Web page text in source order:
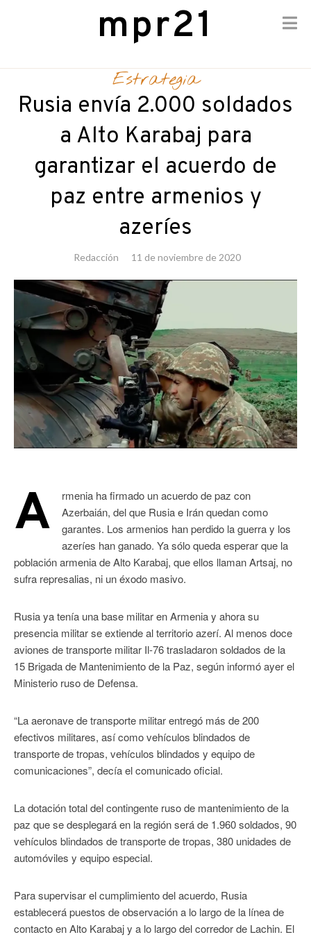
content
mpr21
Estrategia
Rusia envía 2.000 soldados
a Alto Karabaj para
garantizar el acuerdo de
paz entre armenios y
azeríes
Redacción 11 de noviembre de 2020
A
rmenia ha firmado un acuerdo de paz con
Azerbaián, del que Rusia e Irán quedan como
garantes. Los armenios han perdido la guerra y los
azeríes han ganado. Ya sólo queda esperar que la
población armenia de Alto Karabaj, que ellos llaman Artsaj, no
sufra represalias, ni un éxodo masivo.
Rusia ya tenía una base militar en Armenia y ahora su
presencia militar se extiende al territorio azerí. Al menos doce
aviones de transporte militar Il-76 trasladaron soldados de la
15 Brigada de Mantenimiento de la Paz, según informó ayer el
Ministerio ruso de Defensa.
“La aeronave de transporte militar entregó más de 200
efectivos militares, así como vehículos blindados de
transporte de tropas, vehículos blindados y equipo de
comunicaciones”, decía el comunicado oficial.
La dotación total del contingente ruso de mantenimiento de la
paz que se desplegará en la región será de 1.960 soldados, 90
vehículos blindados de transporte de tropas, 380 unidades de
automóviles y equipo especial.
Para supervisar el cumplimiento del acuerdo, Rusia
establecerá puestos de observación a lo largo de la línea de
contacto en Alto Karabaj y a lo largo del corredor de Lachin. El